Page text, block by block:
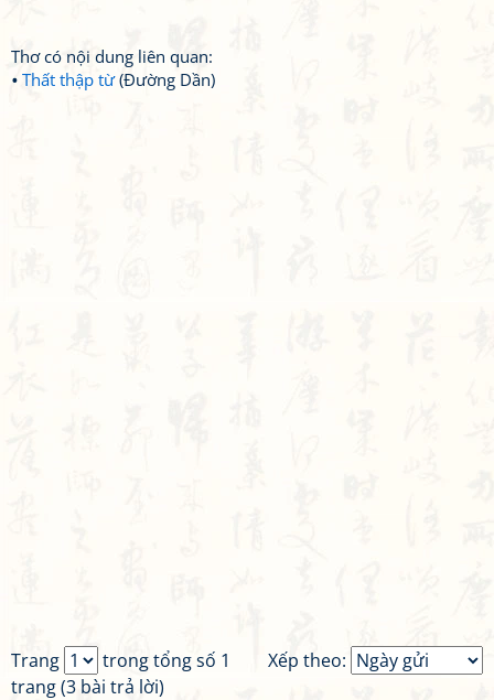
Thơ có nội dung liên quan:
Thất thập từ(Đường Dần)
Xếp theo:
Trang
trong tổng số 1
trang (3 bài trả lời)